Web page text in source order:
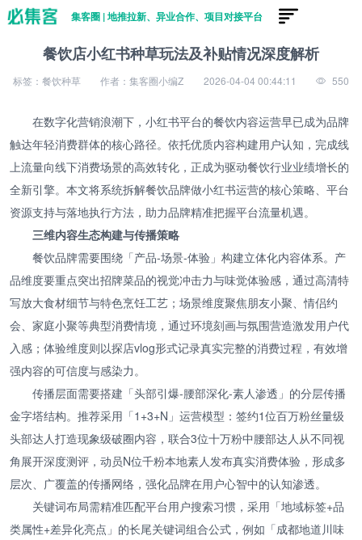
集客圈 | 地推拉新、异业合作、项目对接平台
餐饮店小红书种草玩法及补贴情况深度解析
标签：餐饮种草 作者：集客圈小编Z 2026-04-04 00:44:11 550
在数字化营销浪潮下，小红书平台的餐饮内容运营早已成为品牌
触达年轻消费群体的核心路径。依托优质内容构建用户认知，完成线
上流量向线下消费场景的高效转化，正成为驱动餐饮行业业绩增长的
全新引擎。本文将系统拆解餐饮品牌做小红书运营的核心策略、平台
资源支持与落地执行方法，助力品牌精准把握平台流量机遇。
三维内容生态构建与传播策略
餐饮品牌需要围绕「产品-场景-体验」构建立体化内容体系。产
品维度要重点突出招牌菜品的视觉冲击力与味觉体验感，通过高清特
写放大食材细节与特色烹饪工艺；场景维度聚焦朋友小聚、情侣约
会、家庭小聚等典型消费情境，通过环境刻画与氛围营造激发用户代
入感；体验维度则以探店vlog形式记录真实完整的消费过程，有效增
强内容的可信度与感染力。
传播层面需要搭建「头部引爆-腰部深化-素人渗透」的分层传播
金字塔结构。推荐采用「1+3+N」运营模型：签约1位百万粉丝量级
头部达人打造现象级破圈内容，联合3位十万粉中腰部达人从不同视
角展开深度测评，动员N位千粉本地素人发布真实消费体验，形成多
层次、广覆盖的传播网络，强化品牌在用户心智中的认知渗透。
关键词布局需精准匹配平台用户搜索习惯，采用「地域标签+品
类属性+差异化亮点」的长尾关键词组合公式，例如「成都地道川味